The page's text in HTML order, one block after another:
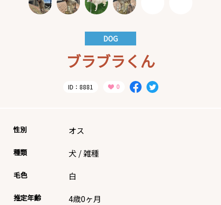
DOG
ブラブラくん
ID：8881
性別 オス
種類 犬 /雑種
毛色 白
推定年齢 4歳0ヶ月